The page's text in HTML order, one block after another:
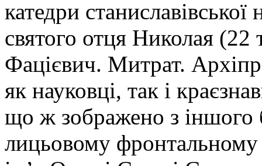
катедри
святого отця Николая (22
Фацієвич. Митрат.
як науковці, так і
що ж зображено з іншого
лицьовому